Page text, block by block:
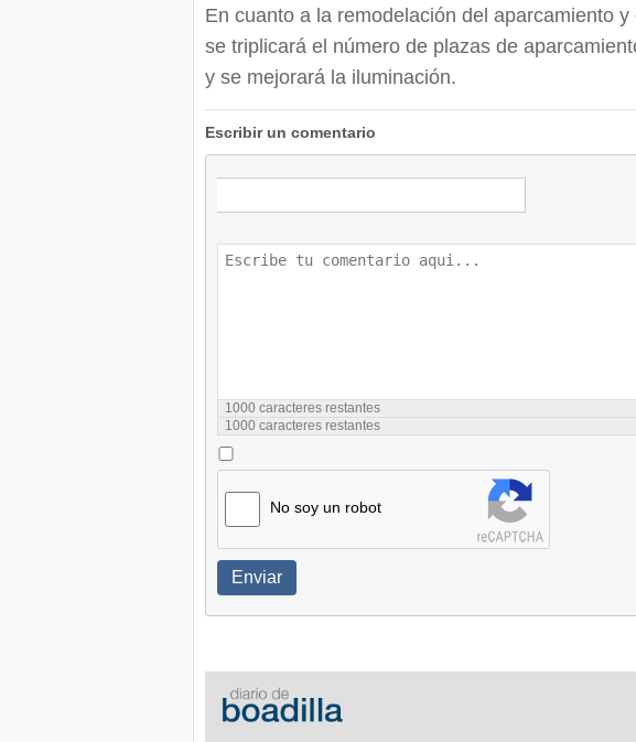
En cuanto a la remodelación del aparcamiento
se triplicará el número de plazas de
y se mejorará la iluminación.
Escribir un comentario
1000 caracteres restantes
1000 caracteres restantes
No soy un robot
Enviar